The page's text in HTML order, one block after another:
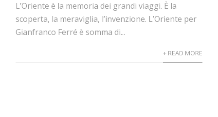
L’Oriente è la memoria dei grandi viaggi. È la
scoperta, la meraviglia, l’invenzione. L’Oriente per
Gianfranco Ferré è somma di...
+ READ MORE